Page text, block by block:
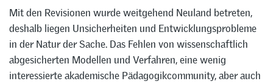
Mit den Revisionen wurde weitgehend Neuland betreten,
deshalb liegen Unsicherheiten und Entwicklungsprobleme
in der Natur der Sache. Das Fehlen von wissenschaftlich
abgesicherten Modellen und Verfahren, eine wenig
interessierte akademische Pädagogikcommunity, aber auch